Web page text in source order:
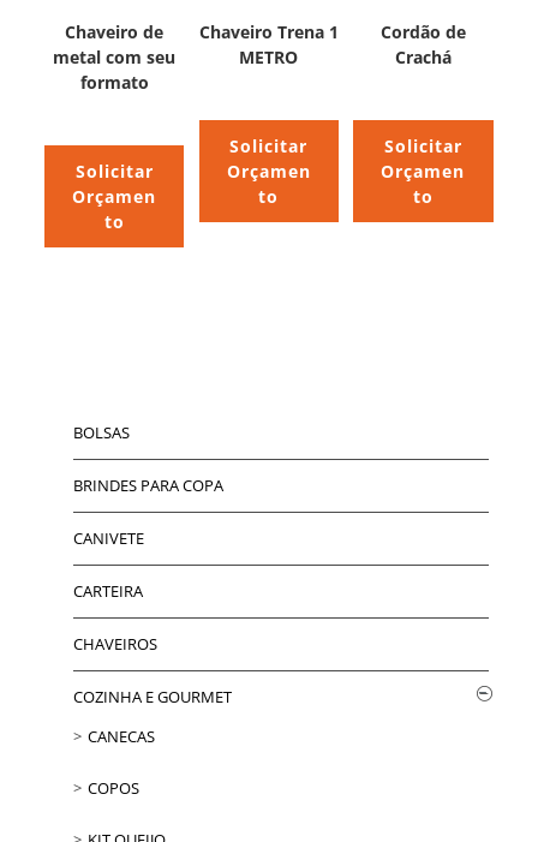
Chaveiro de
metal com seu
formato
Solicitar
Orçamen
to
Chaveiro Trena 1
METRO
Solicitar
Orçamen
to
Cordão de
Crachá
Solicitar
Orçamen
to
BOLSAS
BRINDES PARA COPA
CANIVETE
CARTEIRA
CHAVEIROS
COZINHA E GOURMET
CANECAS
COPOS